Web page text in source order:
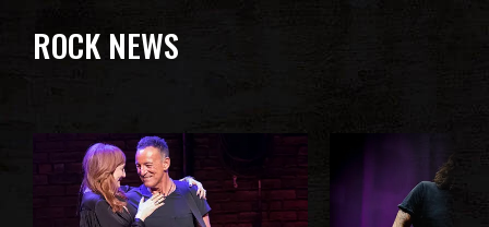
ROCK NEWS